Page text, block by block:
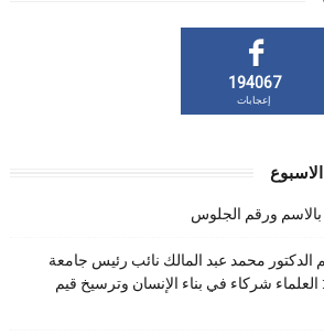
194067
إعجابات
الاسبوع
محمد عبد المالك نائب رئيس جامعة
العلماء شركاء في بناء الإنسان وترسيخ قيم